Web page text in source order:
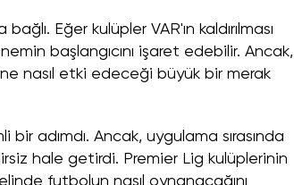
Eğer kulüpler VAR'ın kaldırılması
başlangıcını işaret edebilir. Ancak,
nasıl etki edeceği büyük bir merak
adımdı. Ancak, uygulama sırasında
hale getirdi. Premier Lig kulüplerinin